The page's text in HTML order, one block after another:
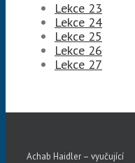
Lekce 23
Lekce 24
Lekce 25
Lekce 26
Lekce 27
Achab Haidler – vyučující